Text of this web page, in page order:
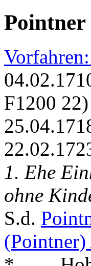
Pointner
F1200 22)
1. Ehe
ohne
S.d.
(Pointner)